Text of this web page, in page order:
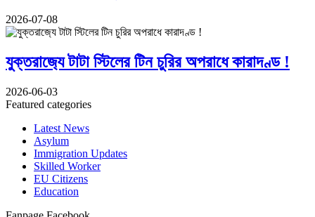
2026-07-08
যুক্তরাজ‍্যে টাটা স্টিলের টিন চুরির অপরাধে কারাদণ্ড !
2026-06-03
Featured categories
Latest News
Asylum
Immigration Updates
Skilled Worker
EU Citizens
Education